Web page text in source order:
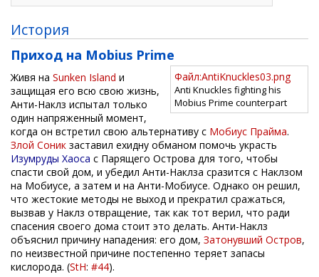
История
Приход на Mobius Prime
Файл:AntiKnuckles03.png
Anti Knuckles fighting his
Mobius Prime counterpart
Живя на Sunken Island и
защищая его всю свою жизнь,
Анти-Наклз испытал только
один напряженный момент,
когда он встретил свою альтернативу с Мобиус Прайма.
Злой Соник заставил ехидну обманом помочь украсть
Изумруды Хаоса с Парящего Острова для того, чтобы
спасти свой дом, и убедил Анти-Наклза сразится с Наклзом
на Мобиусе, а затем и на Анти-Мобиусе. Однако он решил,
что жестокие методы не выход и прекратил сражаться,
вызвав у Наклз отвращение, так как тот верил, что ради
спасения своего дома стоит это делать. Анти-Наклз
объяснил причину нападения: его дом, Затонувший Остров,
по неизвестной причине постепенно теряет запасы
кислорода. (StH: #44).